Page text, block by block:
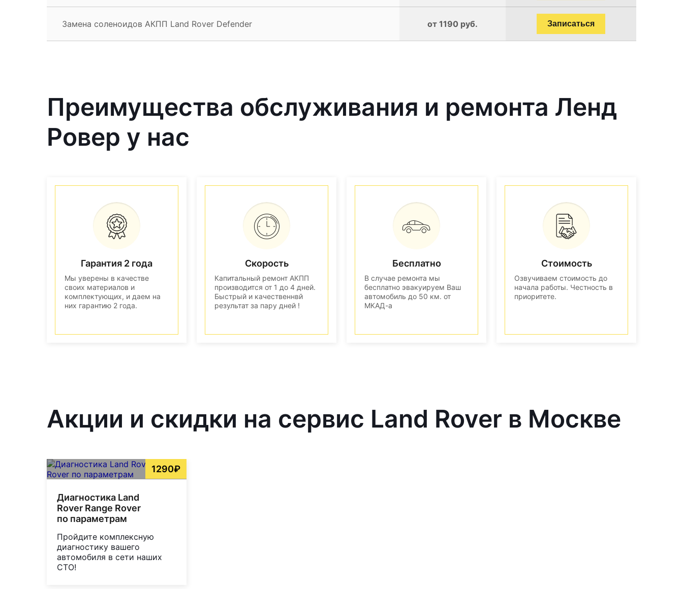
Замена соленоидов АКПП Land Rover Defender от 1190 руб. Записаться
Преимущества обслуживания и ремонта Ленд
Ровер у нас
Гарантия 2 года
Мы уверены в качестве
своих материалов и
комплектующих, и даем на
них гарантию 2 года.
Скорость
Капитальный ремонт АКПП
производится от 1 до 4 дней.
Быстрый и качественнвй
результат за пару дней !
Бесплатно
В случае ремонта мы
бесплатно эвакуируем Ваш
автомобиль до 50 км. от
МКАД-а
Стоимость
Озвучиваем стоимость до
начала работы. Честность в
приоритете.
Акции и скидки на сервис Land Rover в Москве
1290₽
Диагностика Land
Rover Range Rover
по параметрам
Пройдите комплексную
диагностику вашего
автомобиля в сети наших
СТО!